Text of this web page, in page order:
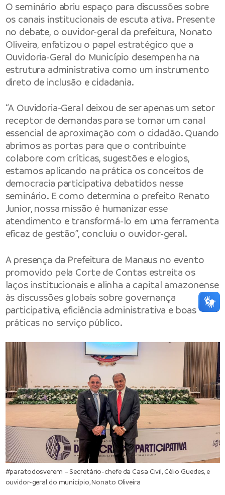
O seminário abriu espaço para discussões sobre
os canais institucionais de escuta ativa. Presente
no debate, o ouvidor-geral da prefeitura, Nonato
Oliveira, enfatizou o papel estratégico que a
Ouvidoria-Geral do Município desempenha na
estrutura administrativa como um instrumento
direto de inclusão e cidadania.
“A Ouvidoria-Geral deixou de ser apenas um setor
receptor de demandas para se tornar um canal
essencial de aproximação com o cidadão. Quando
abrimos as portas para que o contribuinte
colabore com críticas, sugestões e elogios,
estamos aplicando na prática os conceitos de
democracia participativa debatidos nesse
seminário. E como determina o prefeito Renato
Junior, nossa missão é humanizar esse
atendimento e transformá-lo em uma ferramenta
eficaz de gestão”, concluiu o ouvidor-geral.
A presença da Prefeitura de Manaus no evento
promovido pela Corte de Contas estreita os
laços institucionais e alinha a capital amazonense
às discussões globais sobre governança
participativa, eficiência administrativa e boas
práticas no serviço público.
#paratodosverem – Secretário-chefe da Casa Civil, Célio Guedes, e
ouvidor-geral do município, Nonato Oliveira